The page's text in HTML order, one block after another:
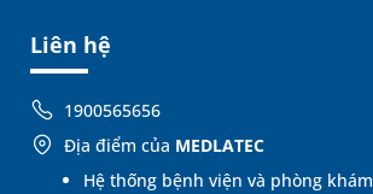
Liên hệ
1900565656
Địa điểm của MEDLATEC
Hệ thống bệnh viện và phòng khám